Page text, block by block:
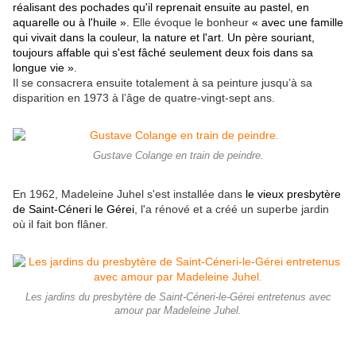
réalisant des pochades qu'il reprenait ensuite au pastel, en
aquarelle ou à l'huile ». Elle évoque le bonheur « avec une famille
qui vivait dans la couleur, la nature et l'art. Un père souriant,
toujours affable qui s'est fâché seulement deux fois dans sa
longue vie »
Il se consacrera ensuite totalement à sa peinture jusqu’à sa
disparition en 1973 à l’âge de quatre-vingt-sept ans.
Gustave Colange en train de peindre.
En 1962, Madeleine Juhel s'est installée dans le vieux presbytère
de Saint-Céneri le Gérei , l'a rénové et a créé un superbe jardin
où il fait bon flâner.
Les jardins du presbytère de Saint-Céneri-le-Gérei entretenus avec
amour par Madeleine Juhel.